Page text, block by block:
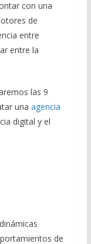
con una
de
entre
entre la
las 9
una agencia
digital y el
de